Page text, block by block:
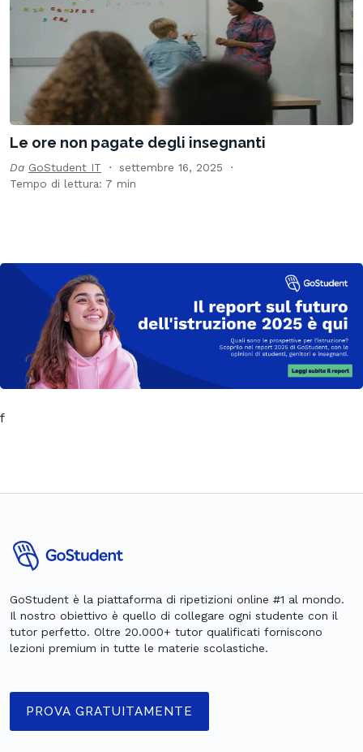
Le ore non pagate degli insegnanti
Da GoStudent IT
settembre 16, 2025
Tempo di lettura: 7 min
f
GoStudent è la piattaforma di ripetizioni online #1 al mondo.
Il nostro obiettivo è quello di collegare ogni studente con il
tutor perfetto. Oltre 20.000+ tutor qualificati forniscono
lezioni premium in tutte le materie scolastiche.
PROVA GRATUITAMENTE